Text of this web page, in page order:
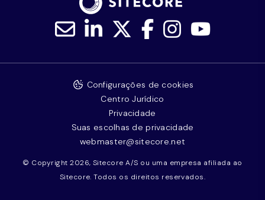
© Copyright 2026, Sitecore A/S ou uma empresa afiliada ao
Sitecore. Todos os direitos reservados.
Configurações de cookies
Centro Jurídico
Privacidade
Suas escolhas de privacidade
webmaster@sitecore.net